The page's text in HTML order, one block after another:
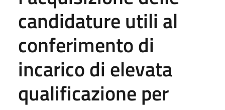
candidature utili al
conferimento di
incarico di elevata
qualificazione per